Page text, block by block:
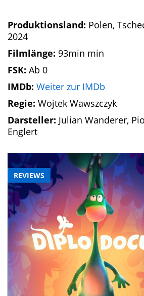
REVIEWS
Produktionsland: Polen,
2024
Filmlänge: 93min min
FSK: Ab 0
IMDb: Weiter zur IMDb
Regie: Wojtek Wawszczyk
Darsteller: Julian Wanderer,
Englert